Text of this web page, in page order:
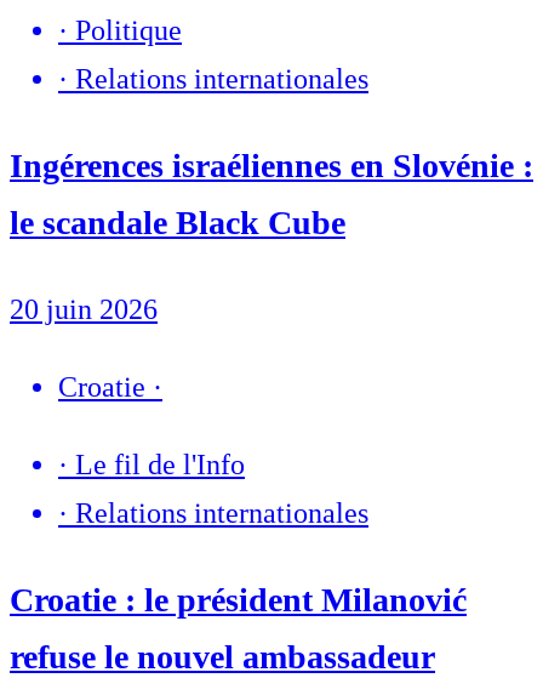
· Politique
· Relations internationales
Ingérences israéliennes en Slovénie :
le scandale Black Cube
20 juin 2026
Croatie ·
· Le fil de l'Info
· Relations internationales
Croatie : le président Milanović
refuse le nouvel ambassadeur